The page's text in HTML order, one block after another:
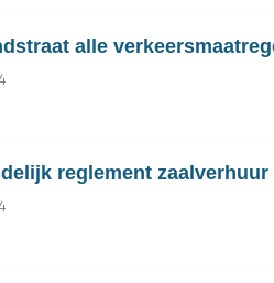
alle
reglement zaalverhuur